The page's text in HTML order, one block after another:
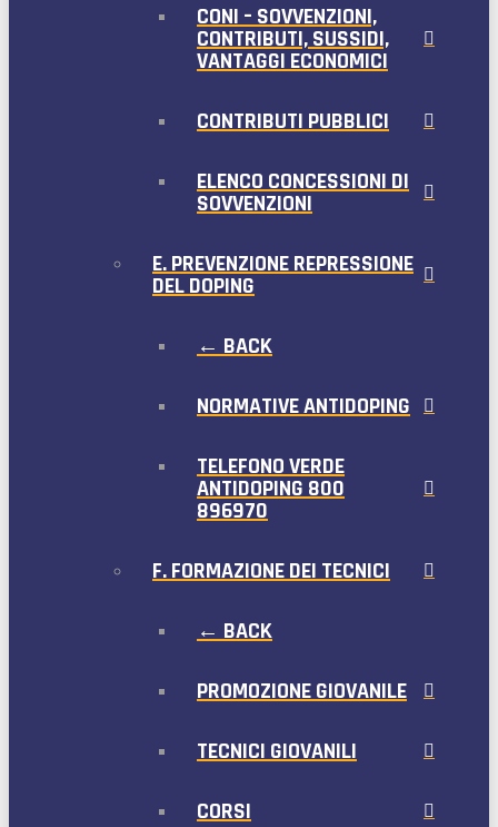
CONI – SOVVENZIONI,
CONTRIBUTI, SUSSIDI,
VANTAGGI ECONOMICI
CONTRIBUTI PUBBLICI
ELENCO CONCESSIONI DI
SOVVENZIONI
E. PREVENZIONE REPRESSIONE
DEL DOPING
← BACK
NORMATIVE ANTIDOPING
TELEFONO VERDE
ANTIDOPING 800
896970
F. FORMAZIONE DEI TECNICI
← BACK
PROMOZIONE GIOVANILE
TECNICI GIOVANILI
CORSI